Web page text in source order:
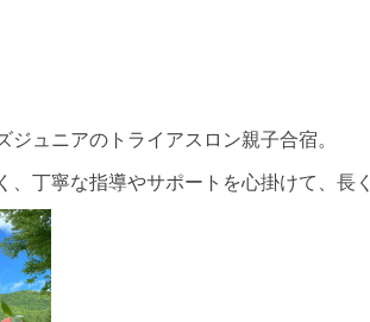
ジュニアのトライアスロン親子合宿。
、丁寧な指導やサポートを心掛けて、長